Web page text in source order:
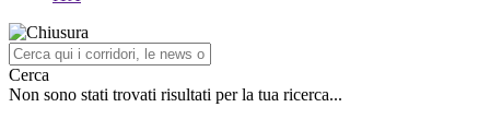
Cerca
Non sono stati trovati risultati per la tua ricerca...